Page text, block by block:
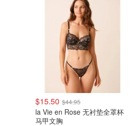
$15.50 $44.95
la Vie en Rose 无衬垫全罩杯
马甲文胸